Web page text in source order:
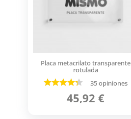
Placa metacrilato transparente
rotulada
35 opiniones
45,92 €